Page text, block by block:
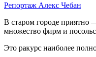
Репортаж Алекс Чебан
В старом городе приятно
множество фирм и
Это ракурс наиболее